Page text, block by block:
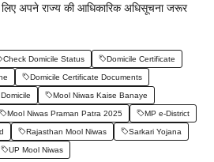
अपने राज्य की आधिकारिक अधिसूचना जरूर
Check Domicile Status Domicile Certificate
Domicile Certificate Documents
Mool Niwas Kaise Banaye
Mool Niwas Praman Patra 2025 MP e-District
Rajasthan Mool Niwas Sarkari Yojana
UP Mool Niwas